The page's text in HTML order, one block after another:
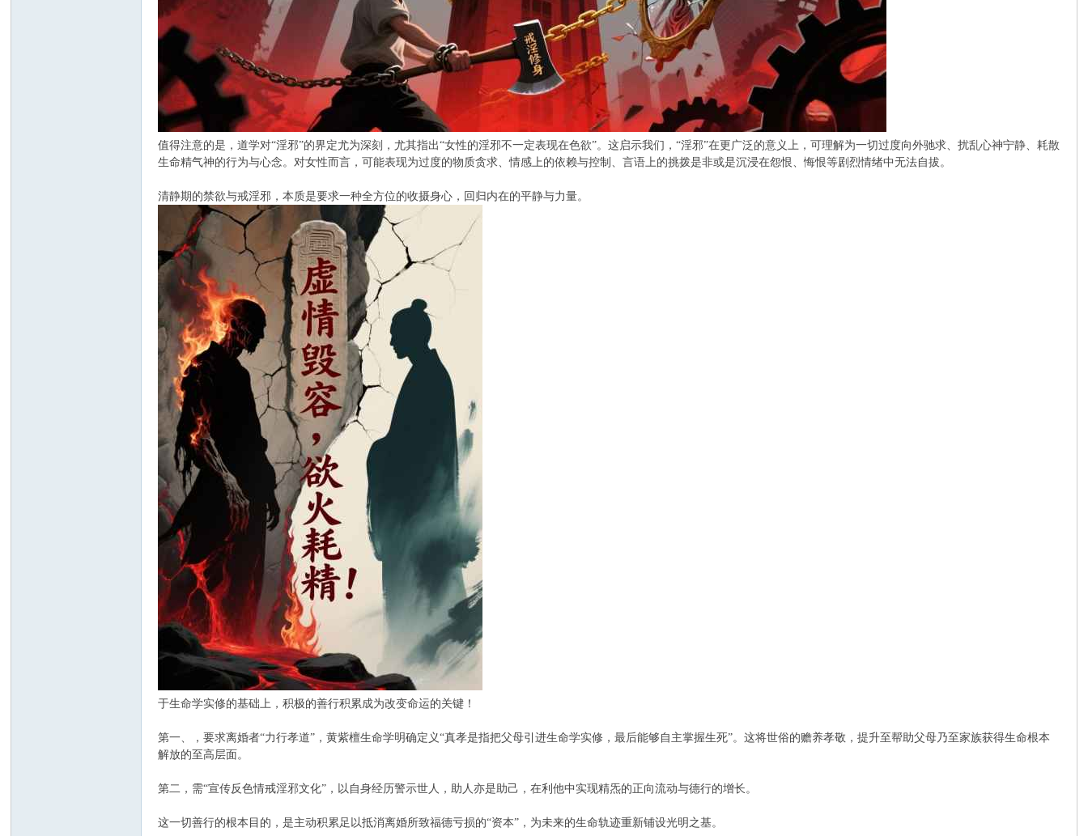
值得注意的是，道学对“淫邪”的界定尤为深刻，尤其指出“女性的淫邪不一定表现在色欲”。这启示我们，“淫邪”在更广泛的意义上，可理解为一切过度向外驰求、扰乱心神宁静、耗散
生命精气神的行为与心念。对女性而言，可能表现为过度的物质贪求、情感上的依赖与控制、言语上的挑拨是非或是沉浸在怨恨、悔恨等剧烈情绪中无法自拔。
清静期的禁欲与戒淫邪，本质是要求一种全方位的收摄身心，回归内在的平静与力量。
于生命学实修的基础上，积极的善行积累成为改变命运的关键！
第一、，要求离婚者“力行孝道”，黄紫檀生命学明确定义“真孝是指把父母引进生命学实修，最后能够自主掌握生死”。这将世俗的赡养孝敬，提升至帮助父母乃至家族获得生命根本
解放的至高层面。
第二，需“宣传反色情戒淫邪文化”，以自身经历警示世人，助人亦是助己，在利他中实现精炁的正向流动与德行的增长。
这一切善行的根本目的，是主动积累足以抵消离婚所致福德亏损的“资本”，为未来的生命轨迹重新铺设光明之基。